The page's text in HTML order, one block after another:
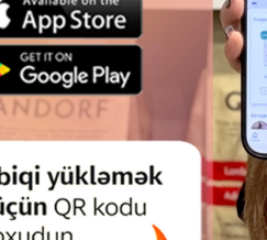
NƏMLI KONSERVLƏŞDIRILMIŞ YEM
DE LUX BÖYÜKLƏR ÜÇÜN ITLƏR ÜÇÜN
SOUSDA HINDUŞKA ƏTI ILƏ 1250 Q